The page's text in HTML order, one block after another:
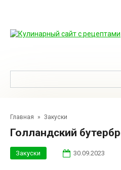
Главная » Закуски
Голландский
Закуски 30.09.2023